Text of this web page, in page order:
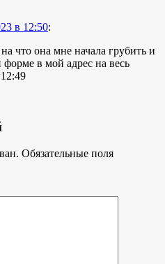
в 12:50:
что она мне начала грубить и
форме в мой адрес на весь
Обязательные поля